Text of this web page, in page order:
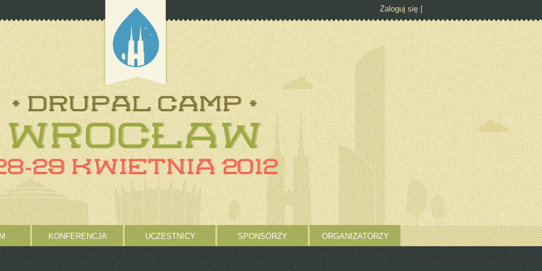
Zaloguj się
KONFERENCJA UCZESTNICY SPONSORZY ORGANIZATORZY